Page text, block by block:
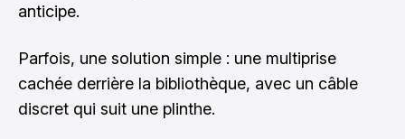
anticipe.
Parfois, une solution simple : une multiprise
cachée derrière la bibliothèque, avec un câble
discret qui suit une plinthe.